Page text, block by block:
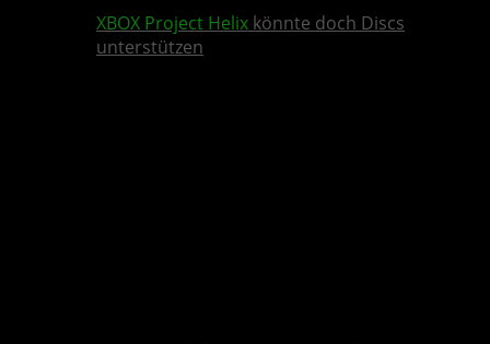
XBOX Project Helix könnte doch Discs
unterstützen